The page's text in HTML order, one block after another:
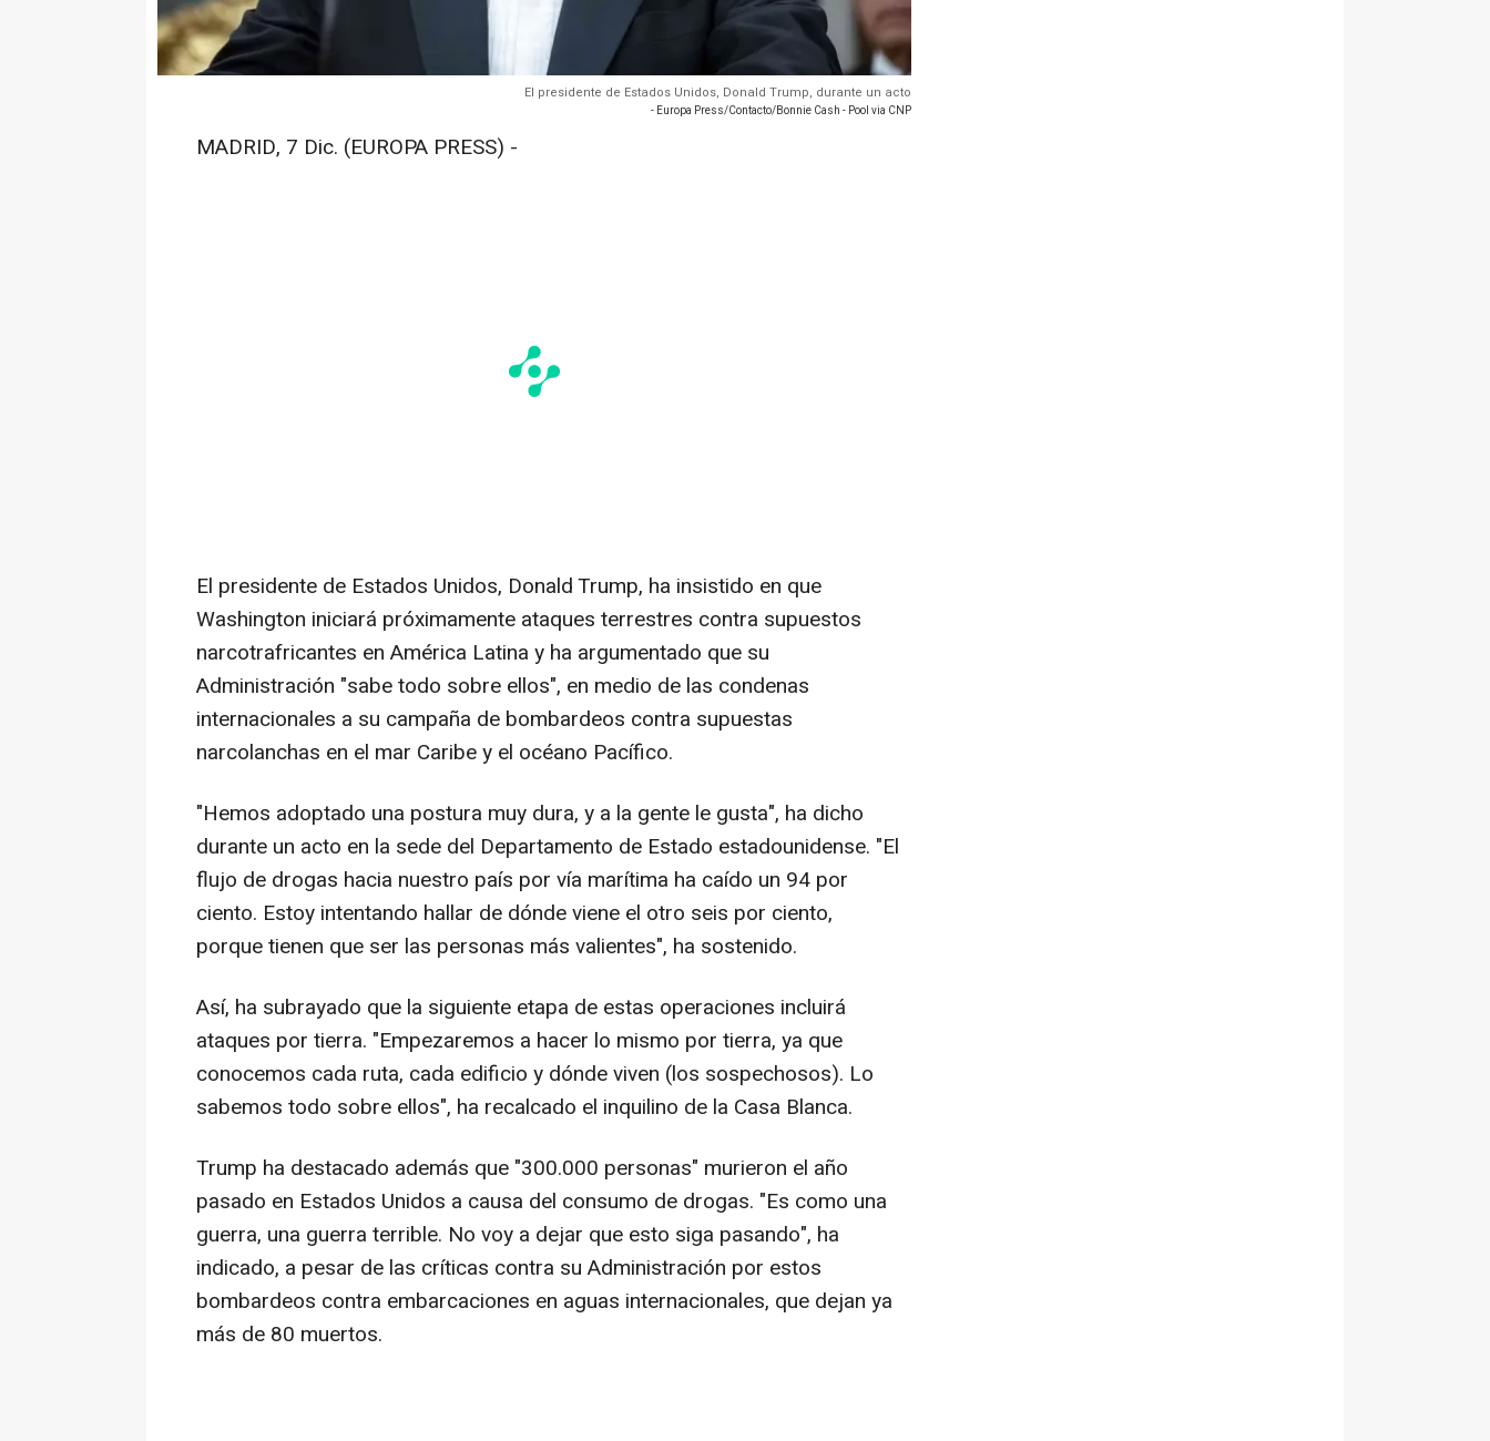
El presidente de Estados Unidos, Donald Trump, durante un acto
- Europa Press/Contacto/Bonnie Cash - Pool via CNP
MADRID, 7 Dic. (EUROPA PRESS) -
El presidente de Estados Unidos, Donald Trump, ha insistido en que
Washington iniciará próximamente ataques terrestres contra supuestos
narcotrafricantes en América Latina y ha argumentado que su
Administración "sabe todo sobre ellos", en medio de las condenas
internacionales a su campaña de bombardeos contra supuestas
narcolanchas en el mar Caribe y el océano Pacífico.
"Hemos adoptado una postura muy dura, y a la gente le gusta", ha dicho
durante un acto en la sede del Departamento de Estado estadounidense. "El
flujo de drogas hacia nuestro país por vía marítima ha caído un 94 por
ciento. Estoy intentando hallar de dónde viene el otro seis por ciento,
porque tienen que ser las personas más valientes", ha sostenido.
Así, ha subrayado que la siguiente etapa de estas operaciones incluirá
ataques por tierra. "Empezaremos a hacer lo mismo por tierra, ya que
conocemos cada ruta, cada edificio y dónde viven (los sospechosos). Lo
sabemos todo sobre ellos", ha recalcado el inquilino de la Casa Blanca.
Trump ha destacado además que "300.000 personas" murieron el año
pasado en Estados Unidos a causa del consumo de drogas. "Es como una
guerra, una guerra terrible. No voy a dejar que esto siga pasando", ha
indicado, a pesar de las críticas contra su Administración por estos
bombardeos contra embarcaciones en aguas internacionales, que dejan ya
más de 80 muertos.